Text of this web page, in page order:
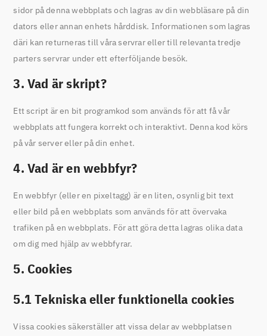
sidor på denna webbplats och lagras av din webbläsare på din
dators eller annan enhets hårddisk. Informationen som lagras
däri kan returneras till våra servrar eller till relevanta tredje
parters servrar under ett efterföljande besök.
3. Vad är skript?
Ett script är en bit programkod som används för att få vår
webbplats att fungera korrekt och interaktivt. Denna kod körs
på vår server eller på din enhet.
4. Vad är en webbfyr?
En webbfyr (eller en pixeltagg) är en liten, osynlig bit text
eller bild på en webbplats som används för att övervaka
trafiken på en webbplats. För att göra detta lagras olika data
om dig med hjälp av webbfyrar.
5. Cookies
5.1 Tekniska eller funktionella cookies
Vissa cookies säkerställer att vissa delar av webbplatsen